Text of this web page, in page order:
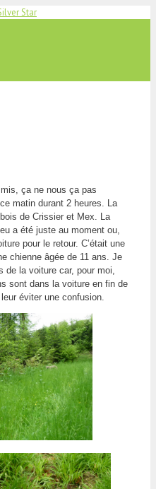
ça ne nous ça pas
matin durant 2 heures. La
de Crissier et Mex. La
a été juste au moment ou,
pour le retour. C’était une
chienne âgée de 11 ans. Je
de la voiture car, pour moi,
sont dans la voiture en fin de
éviter une confusion.